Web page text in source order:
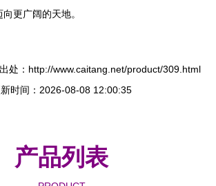
更广阔的天地。
处：http://www.caitang.net/product/309.html
时间：2026-08-08 12:00:35
产品列表